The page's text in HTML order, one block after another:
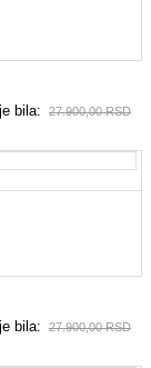
27.900,00RSD
bila:
27.900,00RSD
bila: